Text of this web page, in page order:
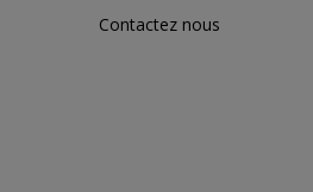
Contactez nous